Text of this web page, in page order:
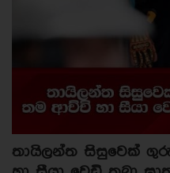
තායිලන්ත සිසුවෙක්